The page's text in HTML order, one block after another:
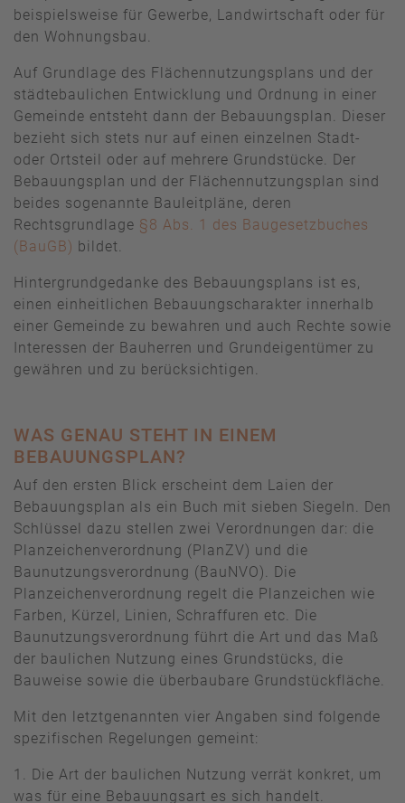
beispielsweise für Gewerbe, Landwirtschaft oder für
den Wohnungsbau.
Auf Grundlage des Flächennutzungsplans und der
städtebaulichen Entwicklung und Ordnung in einer
Gemeinde entsteht dann der Bebauungsplan. Dieser
bezieht sich stets nur auf einen einzelnen Stadt-
oder Ortsteil oder auf mehrere Grundstücke. Der
Bebauungsplan und der Flächennutzungsplan sind
beides sogenannte Bauleitpläne, deren
Rechtsgrundlage §8 Abs. 1 des Baugesetzbuches
(BauGB) bildet.
Hintergrundgedanke des Bebauungsplans ist es,
einen einheitlichen Bebauungscharakter innerhalb
einer Gemeinde zu bewahren und auch Rechte sowie
Interessen der Bauherren und Grundeigentümer zu
gewähren und zu berücksichtigen.
WAS GENAU STEHT IN EINEM
BEBAUUNGSPLAN?
Auf den ersten Blick erscheint dem Laien der
Bebauungsplan als ein Buch mit sieben Siegeln. Den
Schlüssel dazu stellen zwei Verordnungen dar: die
Planzeichenverordnung (PlanZV) und die
Baunutzungsverordnung (BauNVO). Die
Planzeichenverordnung regelt die Planzeichen wie
Farben, Kürzel, Linien, Schraffuren etc. Die
Baunutzungsverordnung führt die Art und das Maß
der baulichen Nutzung eines Grundstücks, die
Bauweise sowie die überbaubare Grundstückfläche.
Mit den letztgenannten vier Angaben sind folgende
spezifischen Regelungen gemeint:
1. Die Art der baulichen Nutzung verrät konkret, um
was für eine Bebauungsart es sich handelt.